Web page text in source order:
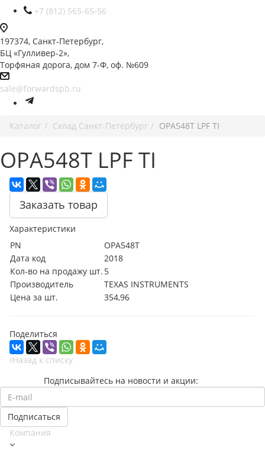
+7 (812) 565-65-56
197374, Санкт-Петербург,
БЦ «Гулливер-2»,
Торфяная дорога, дом 7-Ф, оф. №609
sale@forwardspb.ru
Каталог Cклад Санкт-Петербург OPA548T LPF TI
OPA548T LPF TI
Заказать товар
Характеристики
PN
OPA548T
Дата код
2018
Кол-во на продажу шт. 5
Производитель
TEXAS INSTRUMENTS
Цена за шт.
354,96
Поделиться
Назад к списку
Подписывайтесь на новости и акции:
Компания